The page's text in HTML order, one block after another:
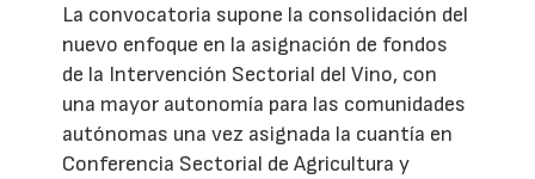
La convocatoria supone la consolidación del
nuevo enfoque en la asignación de fondos
de la Intervención Sectorial del Vino, con
una mayor autonomía para las comunidades
autónomas una vez asignada la cuantía en
Conferencia Sectorial de Agricultura y